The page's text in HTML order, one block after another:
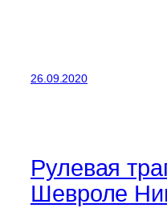
26.09.2020
Рулевая
Шевроле